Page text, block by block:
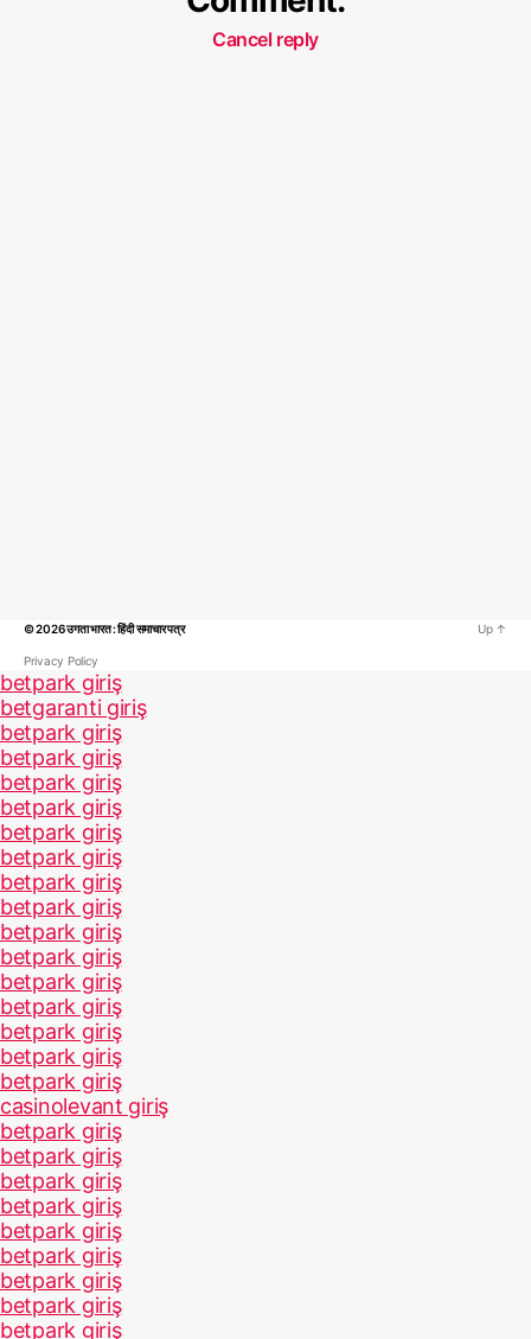
Cancel reply
© 2026उगता भारत : हिंदी समाचार पत्र
Privacy Policy
Up ↑
betpark giriş
betgaranti giriş
betpark giriş
betpark giriş
betpark giriş
betpark giriş
betpark giriş
betpark giriş
betpark giriş
betpark giriş
betpark giriş
betpark giriş
betpark giriş
betpark giriş
betpark giriş
betpark giriş
betpark giriş
casinolevant giriş
betpark giriş
betpark giriş
betpark giriş
betpark giriş
betpark giriş
betpark giriş
betpark giriş
betpark giriş
betpark giriş